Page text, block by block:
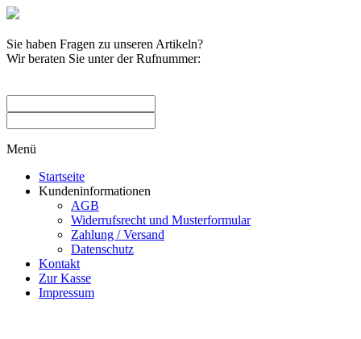
Sie haben Fragen zu unseren Artikeln?
Wir beraten Sie unter der Rufnummer:
Menü
Startseite
Kundeninformationen
AGB
Widerrufsrecht und Musterformular
Zahlung / Versand
Datenschutz
Kontakt
Zur Kasse
Impressum